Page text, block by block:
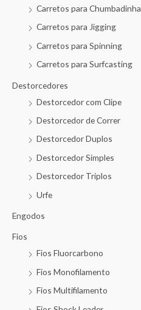
Carretos para Chumbadinha
Carretos para Jigging
Carretos para Spinning
Carretos para Surfcasting
Destorcedores
Destorcedor com Clipe
Destorcedor de Correr
Destorcedor Duplos
Destorcedor Simples
Destorcedor Triplos
Urfe
Engodos
Fios
Fios Fluorcarbono
Fios Monofilamento
Fios Multifilamento